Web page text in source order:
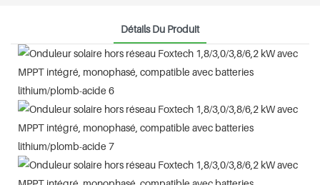
Détails Du Produit